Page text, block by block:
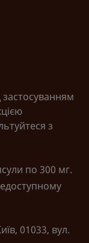
з
по 300 мг.
01033, вул.